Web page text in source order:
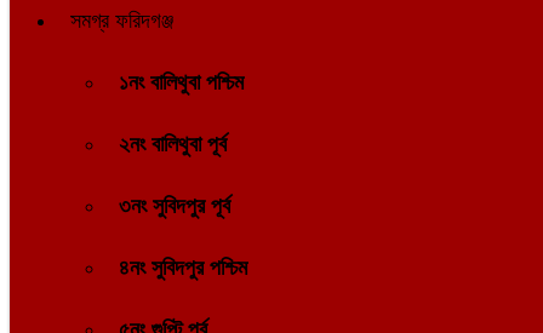
সমগ্র ফরিদগঞ্জ
১নং বালিথুবা পশ্চিম
২নং বালিথুবা পূর্ব
৩নং সুবিদপুর পূর্ব
৪নং সুবিদপুর পশ্চিম